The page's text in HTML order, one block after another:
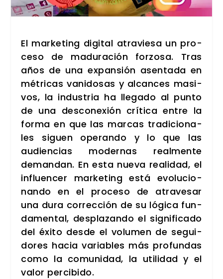
El mar­ke­ting digi­tal atra­vie­sa un pro­
ce­so de madu­ra­ción for­zo­sa. Tras
años de una expan­sión asen­ta­da en
métri­cas vani­do­sas y alcan­ces masi­
vos, la indus­tria ha lle­ga­do al pun­to
de una des­co­ne­xión crí­ti­ca entre la
for­ma en que las mar­cas tra­di­cio­na­
les siguen ope­ran­do y lo que las
audien­cias moder­nas real­men­te
deman­dan. En esta nue­va reali­dad, el
influen­cer mar­ke­ting está evo­lu­cio­
nan­do en el pro­ce­so de atra­ve­sar
una dura correc­ción de su lógi­ca fun­
da­men­tal, des­pla­zan­do el sig­ni­fi­ca­do
del éxi­to des­de el volu­men de segui­
do­res hacia varia­bles más pro­fun­das
como la comu­ni­dad, la uti­li­dad y el
valor per­ci­bi­do.